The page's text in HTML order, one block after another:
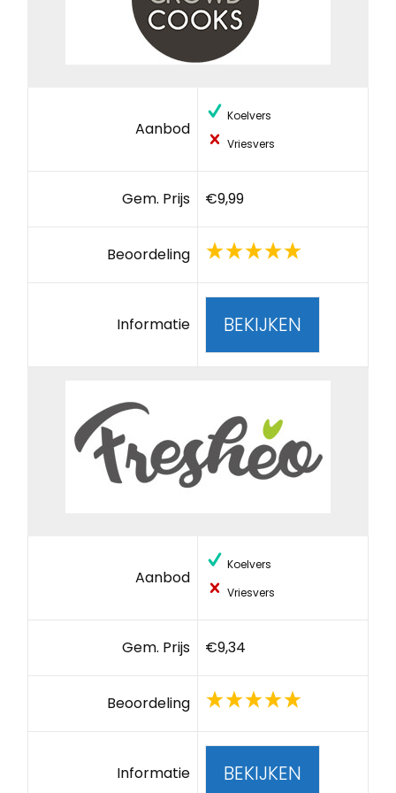
Aanbod
Koelvers
Vriesvers
Gem. Prijs €9,99
Beoordeling
Informatie BEKIJKEN
Aanbod
Koelvers
Vriesvers
Gem. Prijs €9,34
Beoordeling
Informatie BEKIJKEN